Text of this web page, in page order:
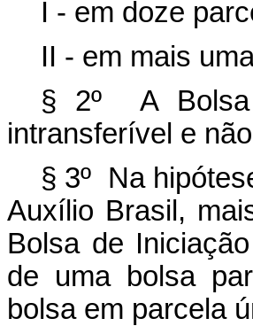
I - em doze
II - em mais
§ 2º A Bolsa
intransferível e
§ 3º Na
Auxílio Brasil,
Bolsa de
de uma bolsa
bolsa em parcela